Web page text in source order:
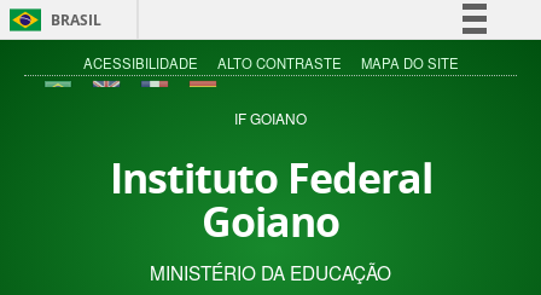
BRASIL
Simplifique!
Acesso à informação
ACESSIBILIDADE ALTO CONTRASTE MAPA DO SITE
IF GOIANO
Instituto Federal
Goiano
MINISTÉRIO DA EDUCAÇÃO